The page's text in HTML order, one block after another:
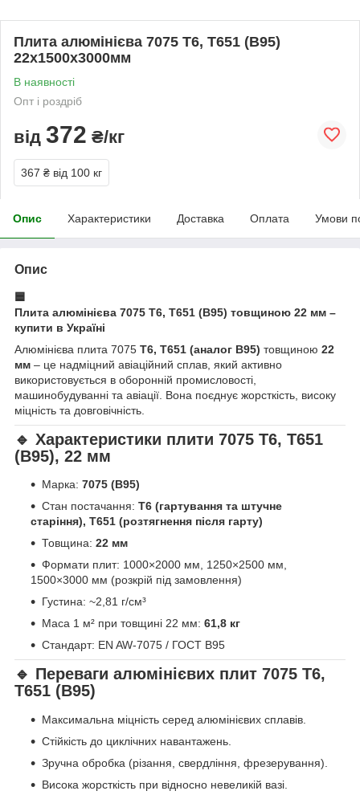
Плита алюмінієва 7075 Т6, Т651 (В95)
22х1500х3000мм
В наявності
Опт і роздріб
від 372 ₴/кг
367 ₴ від 100 кг
Опис Характеристики Доставка Оплата Умови
Опис
🟦
Плита алюмінієва 7075 Т6, Т651 (В95) товщиною 22 мм –
купити в Україні
Алюмінієва плита 7075 Т6, Т651 (аналог В95) товщиною 22
мм – це надміцний авіаційний сплав, який активно
використовується в оборонній промисловості,
машинобудуванні та авіації. Вона поєднує жорсткість, високу
міцність та довговічність.
🔹 Характеристики плити 7075 Т6, Т651
(В95), 22 мм
Марка: 7075 (В95)
Стан постачання: Т6 (гартування та штучне
старіння), Т651 (розтягнення після гарту)
Товщина: 22 мм
Формати плит: 1000×2000 мм, 1250×2500 мм,
1500×3000 мм (розкрій під замовлення)
Густина: ~2,81 г/см³
Маса 1 м² при товщині 22 мм: 61,8 кг
Стандарт: EN AW-7075 / ГОСТ В95
🔹 Переваги алюмінієвих плит 7075 Т6,
Т651 (В95)
Максимальна міцність серед алюмінієвих сплавів.
Стійкість до циклічних навантажень.
Зручна обробка (різання, свердління, фрезерування).
Висока жорсткість при відносно невеликій вазі.